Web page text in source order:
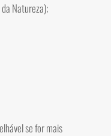
Natureza);
se for mais